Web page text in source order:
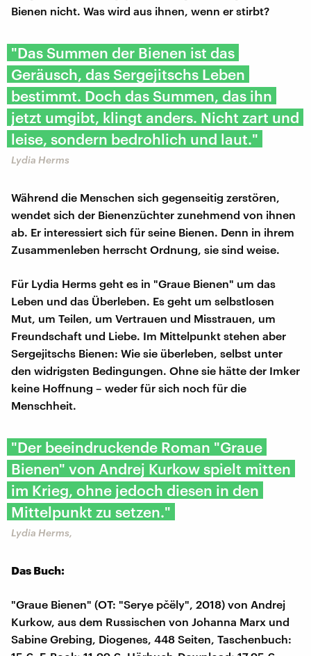
Bienen nicht. Was wird aus ihnen, wenn er stirbt?
"Das Summen der Bienen ist das
Geräusch, das Sergejitschs Leben
bestimmt. Doch das Summen, das ihn
jetzt umgibt, klingt anders. Nicht zart und
leise, sondern bedrohlich und laut."
Lydia Herms
Während die Menschen sich gegenseitig zerstören,
wendet sich der Bienenzüchter zunehmend von ihnen
ab. Er interessiert sich für seine Bienen. Denn in ihrem
Zusammenleben herrscht Ordnung, sie sind weise.
Für Lydia Herms geht es in "Graue Bienen" um das
Leben und das Überleben. Es geht um selbstlosen
Mut, um Teilen, um Vertrauen und Misstrauen, um
Freundschaft und Liebe. Im Mittelpunkt stehen aber
Sergejitschs Bienen: Wie sie überleben, selbst unter
den widrigsten Bedingungen. Ohne sie hätte der Imker
keine Hoffnung – weder für sich noch für die
Menschheit.
"Der beeindruckende Roman "Graue
Bienen" von Andrej Kurkow spielt mitten
im Krieg, ohne jedoch diesen in den
Mittelpunkt zu setzen."
Lydia Herms,
Das Buch:
"Graue Bienen" (OT: "Serye pčëly", 2018) von Andrej
Kurkow, aus dem Russischen von Johanna Marx und
Sabine Grebing, Diogenes, 448 Seiten, Taschenbuch: